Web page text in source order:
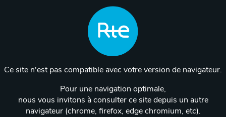
Ce site n'est pas compatible avec votre version de navigateur.
Pour une navigation optimale,
nous vous invitons à consulter ce site depuis un autre
navigateur (chrome, firefox, edge chromium, etc).